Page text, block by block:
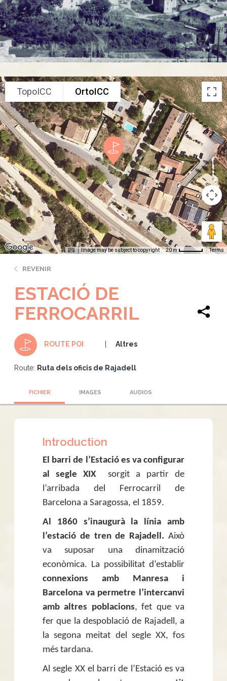
TopoICC OrtoICC
Image may be subject to copyright 20 m Terms
REVENIR
ESTACIÓ DE
FERROCARRIL
ROUTE POI Altres
Route: Ruta dels oficis de Rajadell
FICHIER IMAGES AUDIOS
Introduction
El barri de l’Estació es va configurar
al segle XIXsorgit a partir de
l’arribada del Ferrocarril de
Barcelona a Saragossa, el 1859.
Al 1860 s’inaugurà la línia amb
l’estació de tren de Rajadell. Això
va suposar una dinamització
econòmica. La possibilitat d’establir
connexions amb Manresa i
Barcelona va permetre l’intercanvi
amb altres poblacions, fet que va
fer que la despoblació de Rajadell, a
la segona meitat del segle XX, fos
més tardana.
Al segle XX el barri de l’Estació es va